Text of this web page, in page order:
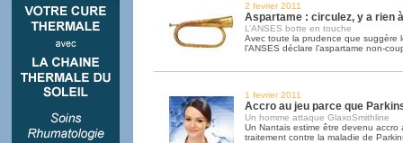
2 fevrier 2011
Aspartame : circulez, y a rien
L’ANSES botte en touche
Avec toute la prudence que suggère
l’ANSES déclare l’aspartame non-
1 fevrier 2011
Accro au jeu parce que
Un homme attaque GlaxoSmithline
Un Nantais estime être devenu
traitement contre la maladie de